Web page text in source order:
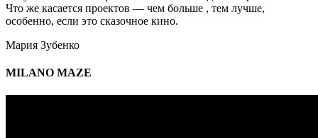
Что же касается проектов — чем больше , тем лучше,
особенно, если это сказочное кино.
Мария Зубенко
MILANO MAZE